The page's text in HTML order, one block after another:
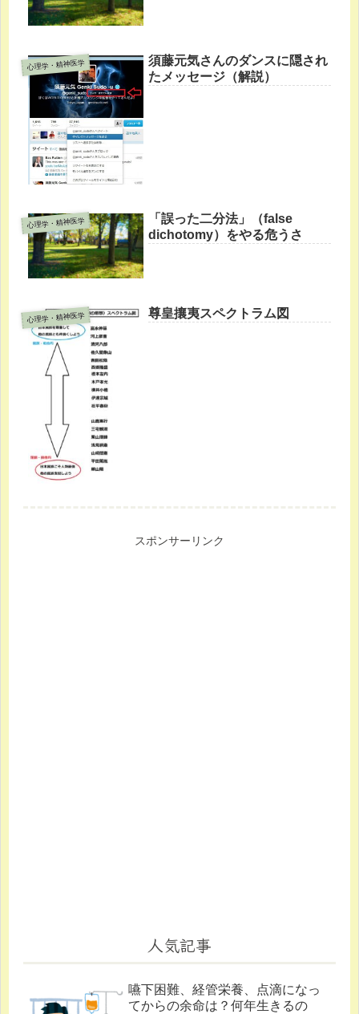
心理学・精神医学
須藤元気さんのダンスに隠され
たメッセージ（解説）
心理学・精神医学
「誤った二分法」（false
dichotomy）をやる危うさ
心理学・精神医学 尊皇攘夷スペクトラム図
スポンサーリンク
人気記事
嚥下困難、経管栄養、点滴になっ
てからの余命は？何年生きるの